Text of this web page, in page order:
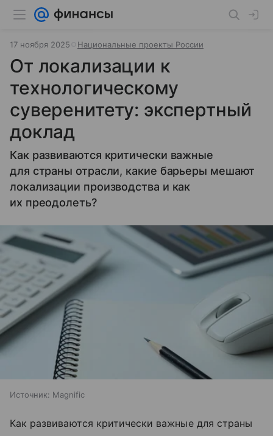
17 ноября 2025 Национальные проекты России
От локализации к
технологическому
суверенитету: экспертный
доклад
Как развиваются критически важные
для страны отрасли, какие барьеры мешают
локализации производства и как
их преодолеть?
Источник: Magnific
Как развиваются критически важные для страны